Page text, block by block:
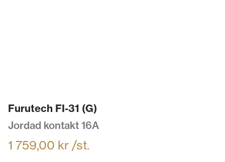
Furutech FI-31 (G)
Jordad kontakt 16A
1 759,00 kr /st.